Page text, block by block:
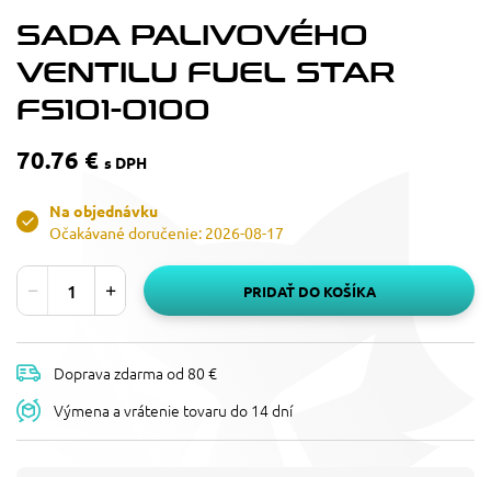
SADA PALIVOVÉHO
VENTILU FUEL STAR
FS101-0100
70.76 € s DPH
Na objednávku
Očakávané doručenie: 2026-08-17
PRIDAŤ DO KOŠÍKA
Doprava zdarma od 80 €
Výmena a vrátenie tovaru do 14 dní